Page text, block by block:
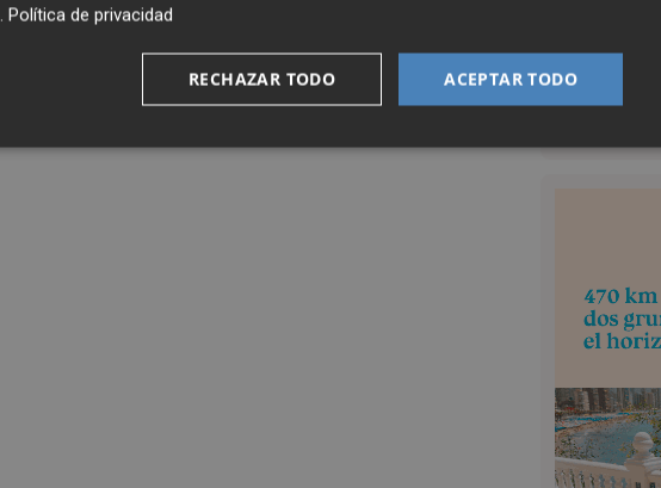
. Política de privacidad
ACEPTAR TODO
RECHAZAR TODO